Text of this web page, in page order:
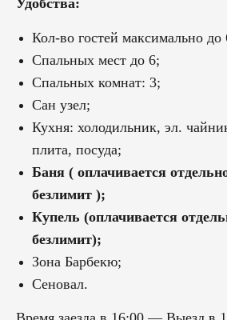
Удобства:
Кол-во гостей максимально до
Спальных мест до 6;
Спальных комнат: 3;
Сан узел;
Кухня: холодильник, эл.
плита, посуда;
Баня ( оплачивается
безлимит );
Купель (оплачивается
безлимит);
Зона Барбекю;
Сеновал.